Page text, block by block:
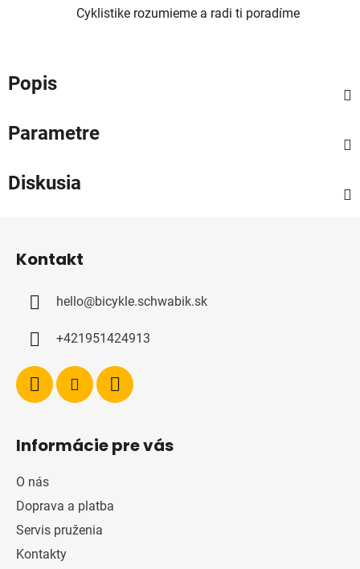
Cyklistike rozumieme a radi ti poradíme
Popis
Parametre
Diskusia
Kontakt
hello@bicykle.schwabik.sk
+421951424913
Informácie pre vás
O nás
Doprava a platba
Servis pruženia
Kontakty